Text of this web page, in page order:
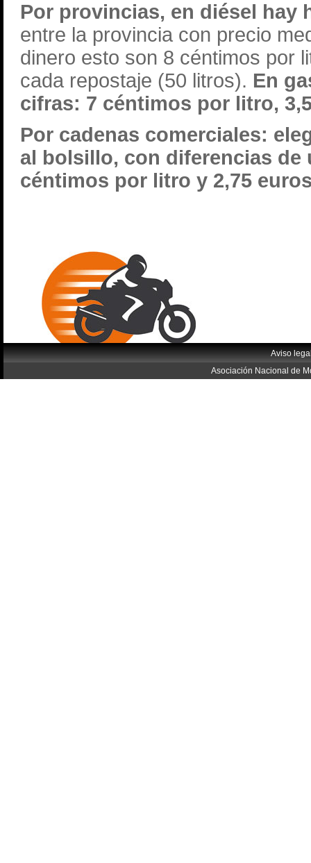
Por provincias, en diésel hay
entre la provincia con precio
dinero esto son 8 céntimos por
cada repostaje (50 litros). En
cifras: 7 céntimos por litro,
Por cadenas comerciales:
al bolsillo, con diferencias de
céntimos por litro y 2,75
Aviso
Asociación Nacional de